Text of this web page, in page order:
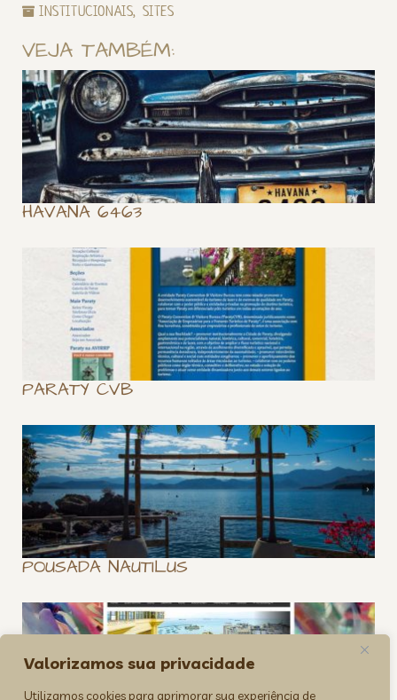
Valorizamos sua privacidade
Utilizamos cookies para aprimorar sua experiência de
INSTITUCIONAIS, SITES
VEJA TAMBÉM:
HAVANA 6463
PARATY CVB
POUSADA NAUTILUS